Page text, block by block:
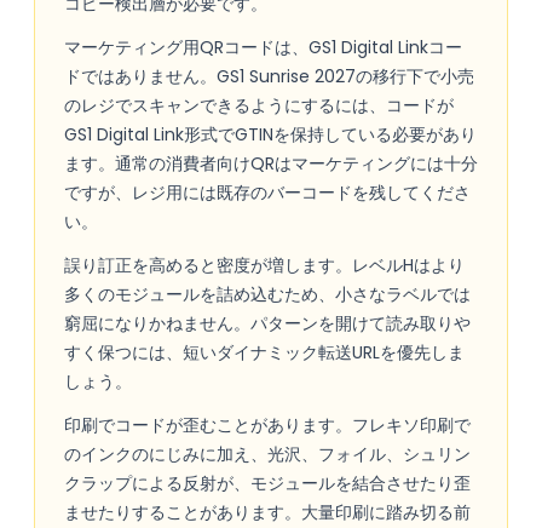
マーケティング用QRコードは、GS1 Digital Linkコー
ドではありません。GS1 Sunrise 2027の移行下で小売
のレジでスキャンできるようにするには、コードが
GS1 Digital Link形式でGTINを保持している必要があり
ます。通常の消費者向けQRはマーケティングには十分
ですが、レジ用には既存のバーコードを残してくださ
い。
誤り訂正を高めると密度が増します。レベルHはより
多くのモジュールを詰め込むため、小さなラベルでは
窮屈になりかねません。パターンを開けて読み取りや
すく保つには、短いダイナミック転送URLを優先しま
しょう。
印刷でコードが歪むことがあります。フレキソ印刷で
のインクのにじみに加え、光沢、フォイル、シュリン
クラップによる反射が、モジュールを結合させたり歪
ませたりすることがあります。大量印刷に踏み切る前